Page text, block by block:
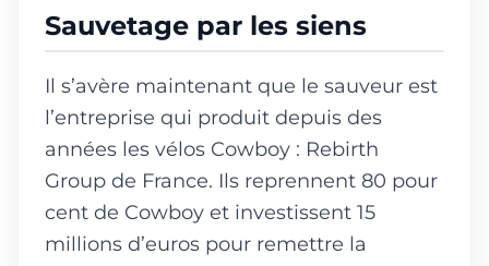
Sauvetage par les siens
Il s’avère maintenant que le sauveur est
l’entreprise qui produit depuis des
années les vélos Cowboy : Rebirth
Group de France. Ils reprennent 80 pour
cent de Cowboy et investissent 15
millions d’euros pour remettre la